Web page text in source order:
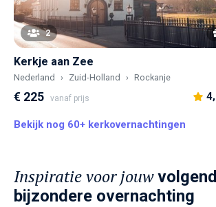
2
Kerkje aan Zee
Nederland Zuid-Holland Rockanje
€ 225 vanaf prijs
Bekijk nog 60+ kerkovernachtingen
Inspiratie voor jouw
bijzondere overnachting